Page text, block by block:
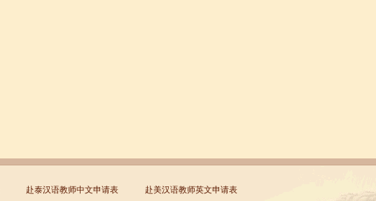
赴泰汉语教师中文申请表 赴美汉语教师英文申请表